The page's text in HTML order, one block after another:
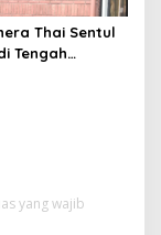
Thai Sentul
Tengah
yang wajib